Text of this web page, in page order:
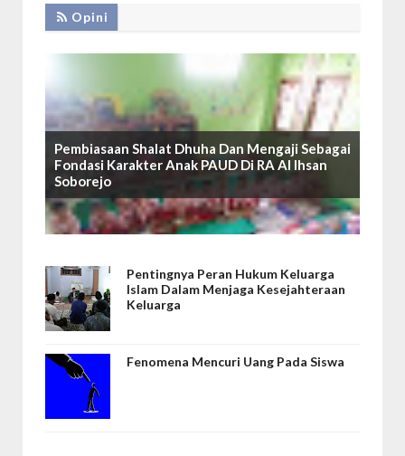
Opini
Pembiasaan Shalat Dhuha Dan Mengaji Sebagai
Fondasi Karakter Anak PAUD Di RA Al Ihsan
Soborejo
Pentingnya Peran Hukum Keluarga
Islam Dalam Menjaga Kesejahteraan
Keluarga
Fenomena Mencuri Uang Pada Siswa